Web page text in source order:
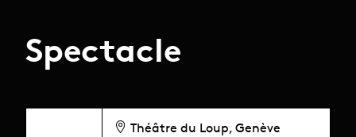
Spectacle
Théâtre du Loup, Genève